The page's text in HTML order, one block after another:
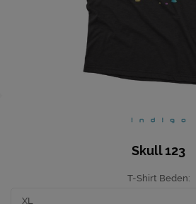
Skull 123
T-Shirt Beden